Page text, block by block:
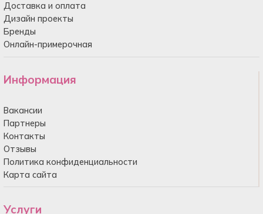
Доставка и оплата
Дизайн проекты
Бренды
Онлайн-примерочная
Информация
Вакансии
Партнеры
Контакты
Отзывы
Политика конфиденциальности
Карта сайта
Услуги